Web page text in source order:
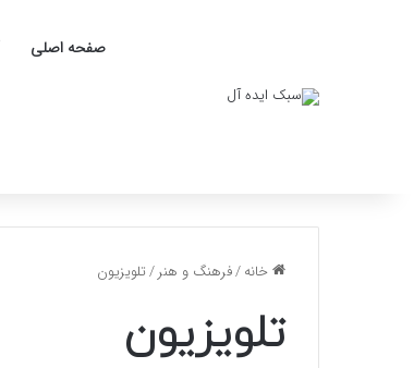
صفحه اصلی
خانه/فرهنگ و هنر/تلویزیون
تلویزیون